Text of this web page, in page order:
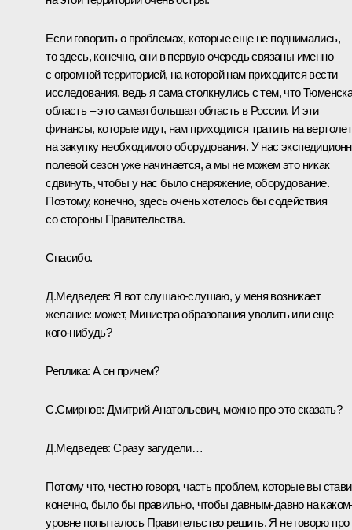
Если говорить о проблемах, которые еще не поднимались,
то здесь, конечно, они в первую очередь связаны именно
с огромной территорией, на которой нам приходится вести
исследования, ведь я сама столкнулись с тем, что
область – это самая большая область в России. И эти
финансы, которые идут, нам приходится тратить на
на закупку необходимого оборудования. У нас
полевой сезон уже начинается, а мы не можем это никак
сдвинуть, чтобы у нас было снаряжение, оборудование.
Поэтому, конечно, здесь очень хотелось бы содействия
со стороны Правительства.
Спасибо.
Д.Медведев: Я вот слушаю-слушаю, у меня возникает
желание: может, Министра образования уволить или еще
кого‑нибудь?
Реплика: А он причем?
С.Смирнов: Дмитрий Анатольевич, можно про это сказать?
Д.Медведев: Сразу загудели…
Потому что, честно говоря, часть проблем, которые вы
конечно, было бы правильно, чтобы давным-давно на
уровне попыталось Правительство решить. Я не говорю про